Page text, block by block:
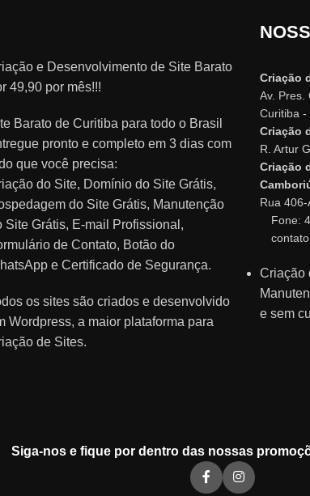
e Desenvolvimento de Site Barato
49,90 por mês!!!
Barato de Curitiba para todo o Brasil
pronto e completo em 3 dias com
que você precisa:
do Site, Domínio do Site Grátis,
do Site Grátis, Manutenção
Site Grátis, E-mail Profissional,
de Contato, Botão do
e Certificado de Segurança.
os sites são criados e desenvolvido
Wordpress, a maior plataforma para
de Sites.
Criação
Av. Pres.
Curitiba -
Criação
R. Artur
Criação
Rua
Fone:
Criação
e sem
Siga-nos e fique por dentro das nossas